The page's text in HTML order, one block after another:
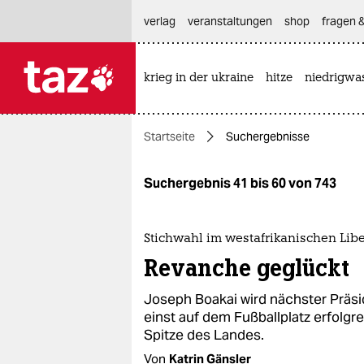
themen
politik
gesellschaft
kultur
sport
verlag
veranstaltungen shop fragen
krieg in der ukraine hitze
Startseite Suchergebnisse
Suchergebnis 41 bis 60 von 743
Stichwahl im westafrikanischen
Revanche geglückt
Joseph Boakai wird nächster
einst auf dem Fußballplatz
Spitze des Landes.
Von Katrin Gänsler